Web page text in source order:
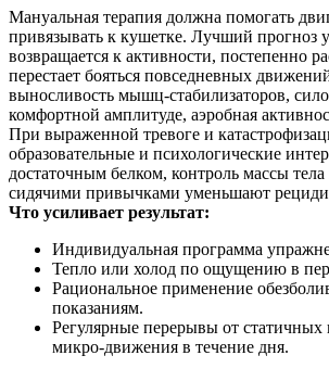
Мануальная терапия должна помогать
привязывать к кушетке. Лучший прогноз
возвращается к активности, постепенно
перестает бояться повседневных
выносливость мышц‑стабилизаторов,
комфортной амплитуде, аэробная
При выраженной тревоге и
образовательные и психологические
достаточным белком, контроль массы тела
сидячими привычками уменьшают
Что усиливает результат:
Индивидуальная программа
Тепло или холод по ощущению в
Рациональное применение
показаниям.
Регулярные перерывы от статичных
микро‑движения в течение дня.